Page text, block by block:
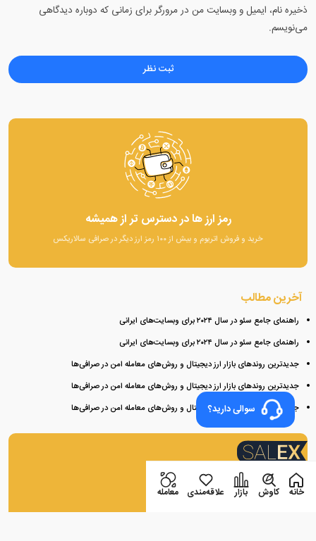
ذخیره نام، ایمیل و وبسایت من در مرورگر برای زمانی که دوباره دیدگاهی
می‌نویسم.
رمز ارز ها در دسترس تر از همیشه
خرید و فروش اتریوم و بیش از ۱۰۰ رمز ارز دیگر در صرافی سالاریکس
آخرین مطالب
راهنمای جامع سئو در سال ۲۰۲۴ برای وبسایت‌های ایرانی
راهنمای جامع سئو در سال ۲۰۲۴ برای وبسایت‌های ایرانی
جدیدترین روندهای بازار ارز دیجیتال و روش‌های معامله امن در صرافی‌ها
جدیدترین روندهای بازار ارز دیجیتال و روش‌های معامله امن در صرافی‌ها
جدیدترین روندهای بازار ارز دیجیتال و روش‌های معامله امن در صرافی‌ها
اپلیکیشن صرافی سالاریکس
سوالی دارید؟
خانه کاوش بازار علاقه‌مندی معامله